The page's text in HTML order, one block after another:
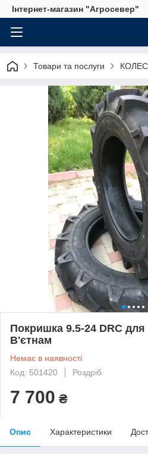
Інтернет-магазин "Агросевер"
Товари та послуги
Покришка 9.5-24 DRC для
В'єтнам
Немає в наявності
Код: 501420
Роздріб
7 700 ₴
Опис Характеристики